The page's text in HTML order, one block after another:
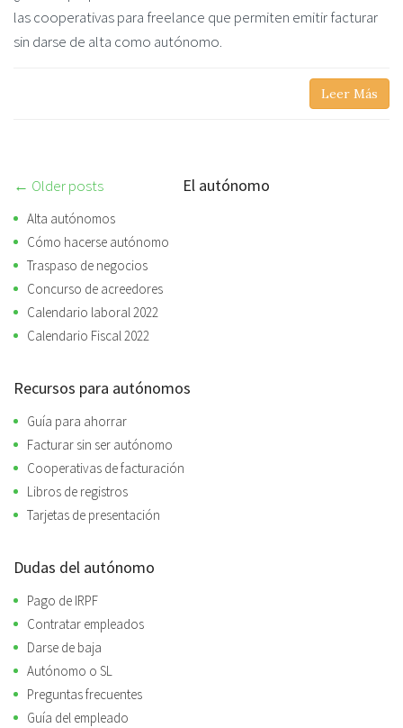
las cooperativas para freelance que permiten emitir facturar
sin darse de alta como autónomo.
Leer Más
Post
navigation
← Older posts El autónomo
Alta autónomos
Cómo hacerse autónomo
Traspaso de negocios
Concurso de acreedores
Calendario laboral 2022
Calendario Fiscal 2022
Recursos para autónomos
Guía para ahorrar
Facturar sin ser autónomo
Cooperativas de facturación
Libros de registros
Tarjetas de presentación
Dudas del autónomo
Pago de IRPF
Contratar empleados
Darse de baja
Autónomo o SL
Preguntas frecuentes
Guía del empleado